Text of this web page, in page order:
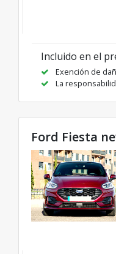
Incluido en el
Exención de
La
Ford Fiesta